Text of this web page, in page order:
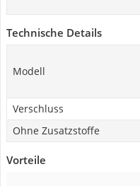
Technische Details
Modell
Verschluss
Ohne Zusatzstoffe
Vorteile